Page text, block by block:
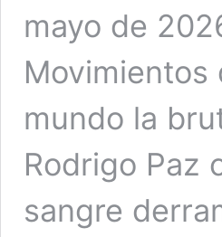
mayo de
Movimientos
mundo la
Rodrigo Paz
sangre